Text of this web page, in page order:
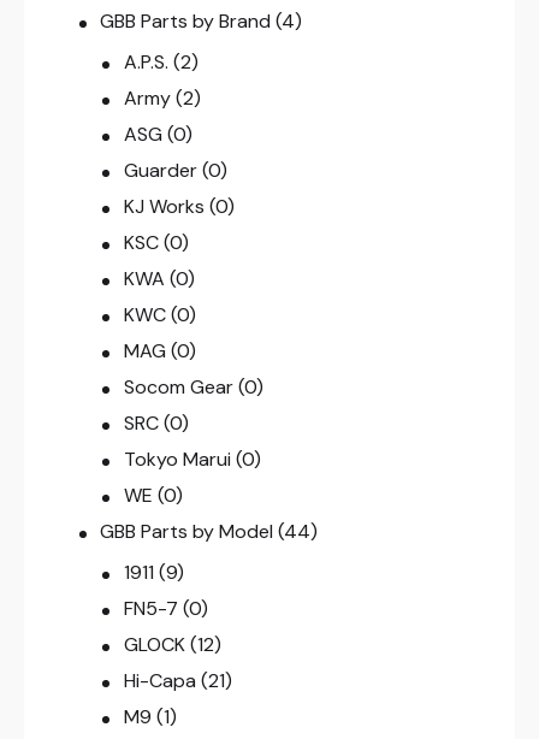
GBB Parts by Brand (4)
A.P.S. (2)
Army (2)
ASG (0)
Guarder (0)
KJ Works (0)
KSC (0)
KWA (0)
KWC (0)
MAG (0)
Socom Gear (0)
SRC (0)
Tokyo Marui (0)
WE (0)
GBB Parts by Model (44)
1911 (9)
FN5-7 (0)
GLOCK (12)
Hi-Capa (21)
M9 (1)